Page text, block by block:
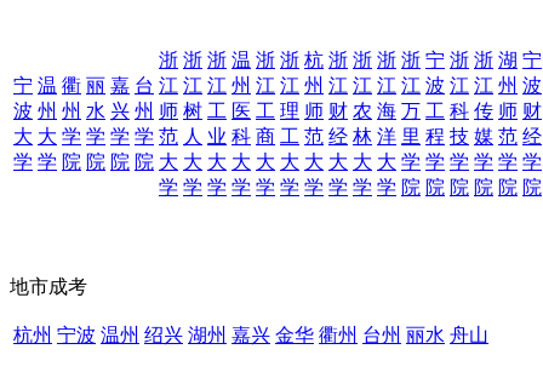
宁
波
大
学
温
州
大
学
衢
州
学
院
丽
水
学
院
嘉
兴
学
院
台
州
学
院
浙
江
师
范
大
学
浙
江
树
人
大
学
浙
江
工
业
大
学
温
州
医
科
大
学
浙
江
工
商
大
学
浙
江
理
工
大
学
杭
州
师
范
大
学
浙
江
财
经
大
学
浙
江
农
林
大
学
浙
江
海
洋
大
学
浙
江
万
里
学
院
宁
波
工
程
学
院
浙
江
科
技
学
院
浙
江
传
媒
学
院
湖
州
师
范
学
院
宁
波
财
经
学
院
地市成考
杭州 宁波 温州 绍兴 湖州 嘉兴 金华 衢州 台州 丽水 舟山